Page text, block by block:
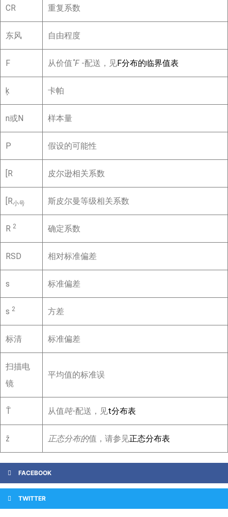
CR 重复系数
东风 自由程度
F 从价值˚F-配送，见F分布的临界值表
ķ 卡帕
n或N 样本量
P 假设的可能性
[R 皮尔逊相关系数
[R小号 斯皮尔曼等级相关系数
R 2 确定系数
RSD 相对标准偏差
s 标准偏差
s 2 方差
标清 标准偏差
扫描电
镜
平均值的标准误
Ť 从值吨-配送，见t分布表
ž 正态分布的值，请参见正态分布表
FACEBOOK
TWITTER